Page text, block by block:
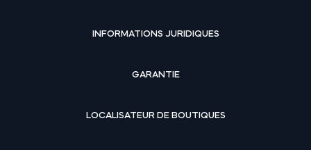
INFORMATIONS JURIDIQUES
GARANTIE
LOCALISATEUR DE BOUTIQUES